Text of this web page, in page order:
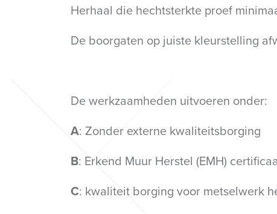
Herhaal die hechtsterkte proef
De boorgaten op juiste kleurstelling
De werkzaamheden uitvoeren onder:
A: Zonder externe kwaliteitsborging
B: Erkend Muur Herstel (EMH)
C: kwaliteit borging voor metselwerk